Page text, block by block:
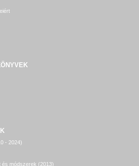
- 2024)
és módszerek (2013)